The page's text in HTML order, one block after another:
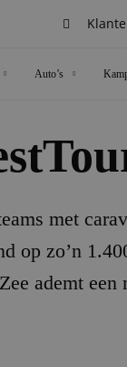
Auto’s
met
op zo’n
ademt een